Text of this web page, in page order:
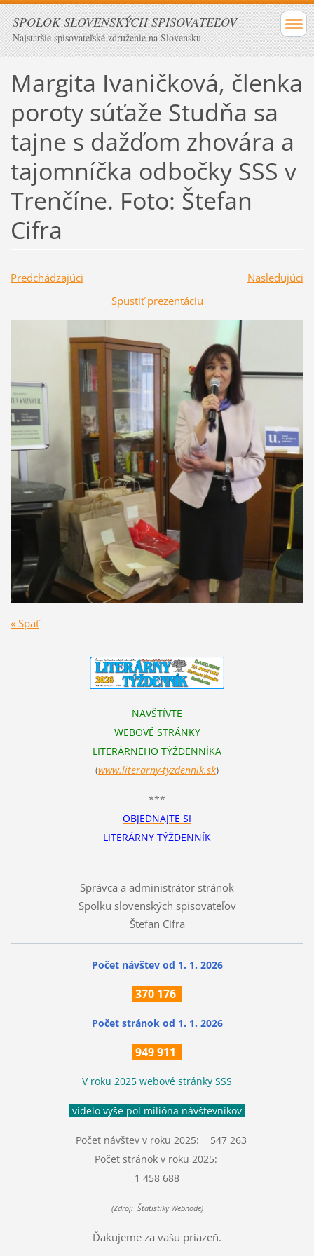
SPOLOK SLOVENSKÝCH SPISOVATEĽOV
Najstaršie spisovateľské združenie na Slovensku
Margita Ivaničková, členka
poroty súťaže Studňa sa
tajne s dažďom zhovára a
tajomníčka odbočky SSS v
Trenčíne. Foto: Štefan
Cifra
Predchádzajúci
Nasledujúci
Spustiť prezentáciu
« Späť
NAVŠTÍVTE
WEBOVÉ STRÁNKY
LITERÁRNEHO TÝŽDENNÍKA
(www.literarny-tyzdennik.sk)
***
OBJEDNAJTE SI
LITERÁRNY TÝŽDENNÍK
Správca a administrátor stránok
Spolku slovenských spisovateľov
Štefan Cifra
Počet návštev od 1. 1. 2026
370 176
Počet stránok od 1. 1. 2026
949 911
V roku 2025 webové stránky SSS
videlo vyše pol milióna návštevníkov
Počet návštev v roku 2025: 547 263
Počet stránok v roku 2025:
1 458 688
(Zdroj: Štatistiky Webnode)
Ďakujeme za vašu priazeň.